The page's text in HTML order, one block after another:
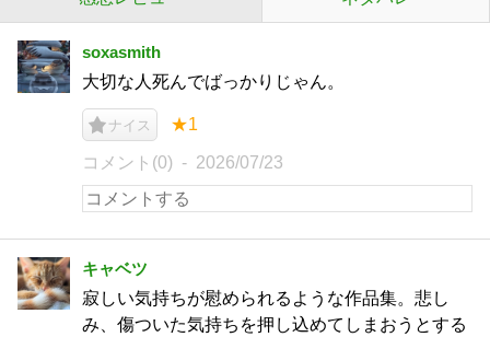
soxasmith
大切な人死んでばっかりじゃん。
ナイス ★1
コメント(0) 2026/07/23
キャベツ
寂しい気持ちが慰められるような作品集。悲し
み、傷ついた気持ちを押し込めてしまおうとする